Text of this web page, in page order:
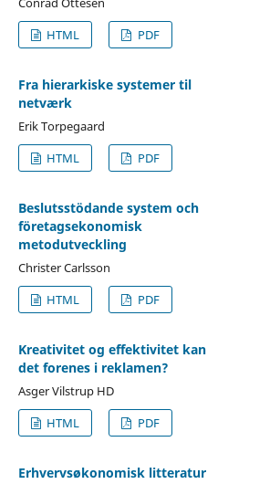
HTML
PDF
Fra hierarkiske systemer til
netværk
Erik Torpegaard
HTML
PDF
Beslutsstödande system och
företagsekonomisk
metodutveckling
Christer Carlsson
HTML
PDF
Kreativitet og effektivitet kan
det forenes i reklamen?
Asger Vilstrup HD
HTML
PDF
Erhvervsøkonomisk litteratur